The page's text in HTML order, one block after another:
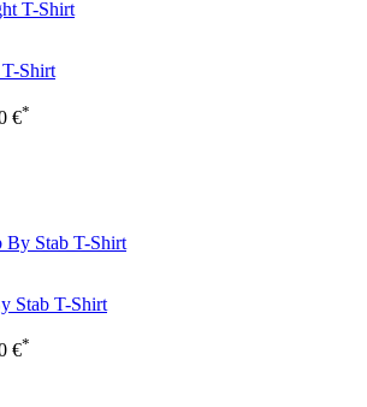
Shirt
€*
Stab T-Shirt
€*